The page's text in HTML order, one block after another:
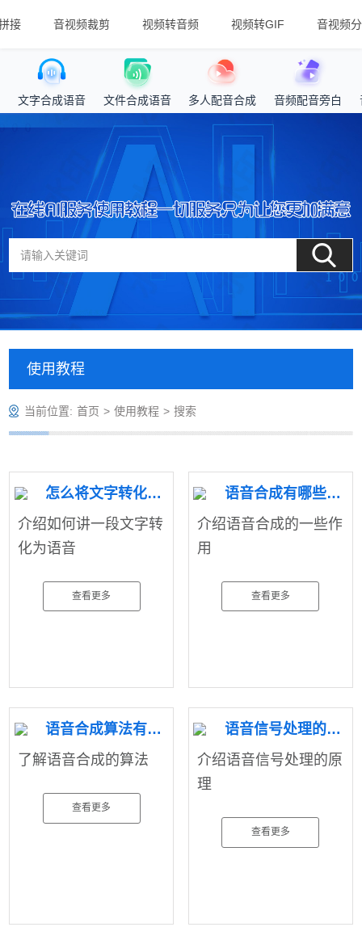
接 音视频裁剪 视频转音频 视频转GIF 音视频
文字合成语音 文件合成语音 多人配音合成 音频配音旁白
使用教程
当前位置: 首页 > 使用教程 > 搜索
怎么将文字转化为语音
介绍如何讲一段文字转
化为语音
查看更多
语音合成有哪些作用
介绍语音合成的一些作
用
查看更多
语音合成算法有哪些
了解语音合成的算法
查看更多
语音信号处理的原理
介绍语音信号处理的原
理
查看更多